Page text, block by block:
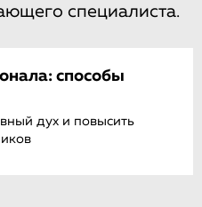
специалиста.
способы
дух и повысить